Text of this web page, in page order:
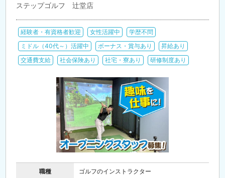
ステップゴルフ 辻堂店
経験者・有資格者歓迎 女性活躍中
学歴不問
ミドル（40代～）活躍中
ボーナス・賞与あり
昇給あり
交通費支給
社会保険あり 社宅・寮あり 研修制度あり
職種 ゴルフのインストラクター